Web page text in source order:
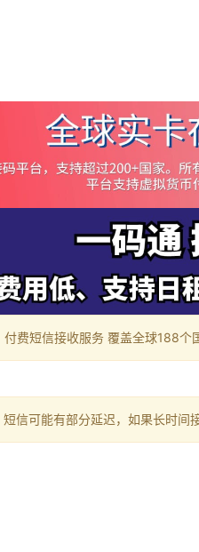
费短信接收服务 覆盖全球188
信可能有部分延迟，如果长时间